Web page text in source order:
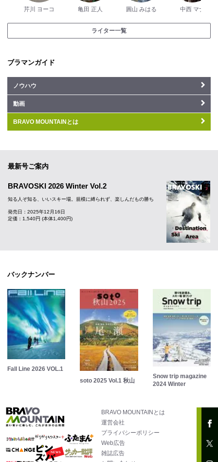
芹川 ヨーコ 亀田 正人 圓山 みはる 中西 マナ
ライター一覧
ブラマンガイド
ノウハウ
動画
BRAVO MOUNTAINとは
最新号ご案内
BRAVOSKI 2026 Winter Vol.2
知る人ぞ知る、いいスキー場。規模に縛られず、楽しんだもの勝ち
発売日：2025年12月16日
定価：1,540円 (本体1,400円)
バックナンバー
Fall Line 2026 VOL.1
soto 2025 Vol.1 秋山
Snow trip magazine
2024 Winter
BRAVO MOUNTAINとは
運営会社
プライバシーポリシー
Web広告
雑誌広告